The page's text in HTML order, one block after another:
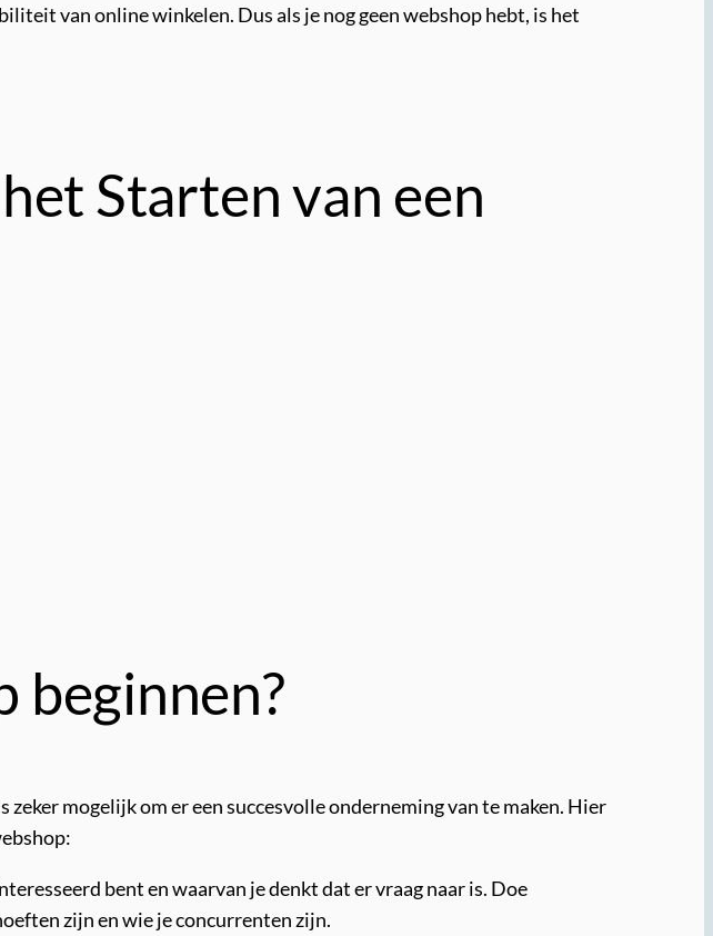
van online winkelen. Dus als je nog geen webshop hebt, is het
Starten van een
beginnen?
mogelijk om er een succesvolle onderneming van te maken. Hier
bent en waarvan je denkt dat er vraag naar is. Doe
zijn en wie je concurrenten zijn.